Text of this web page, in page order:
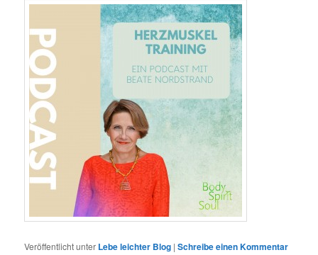
Veröffentlicht unter Lebe leichter Blog |Schreibe einen Kommentar